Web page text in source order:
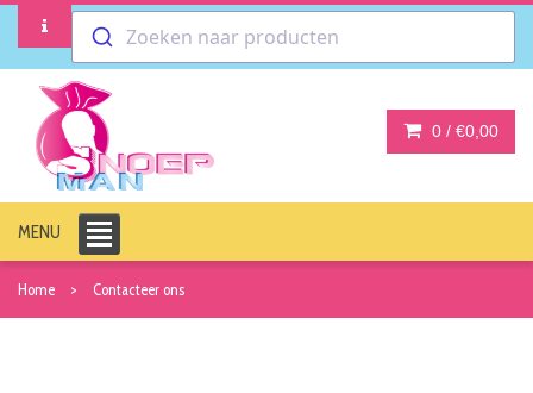
Zoeken naar producten
0 / €0,00
MENU
Home Contacteer ons